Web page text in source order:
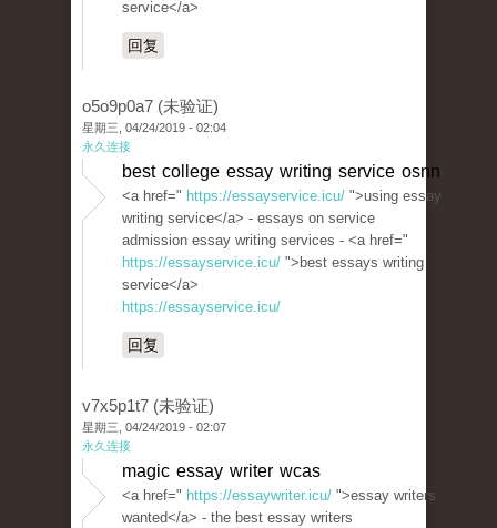
service</a>
回复
o5o9p0a7 (未验证)
星期三, 04/24/2019 - 02:04
永久连接
best college essay writing service osnn
<a href=" https://essayservice.icu/ ">using essay
writing service</a> - essays on service
admission essay writing services - <a href="
https://essayservice.icu/ ">best essays writing
service</a>
https://essayservice.icu/
回复
v7x5p1t7 (未验证)
星期三, 04/24/2019 - 02:07
永久连接
magic essay writer wcas
<a href=" https://essaywriter.icu/ ">essay writers
wanted</a> - the best essay writers